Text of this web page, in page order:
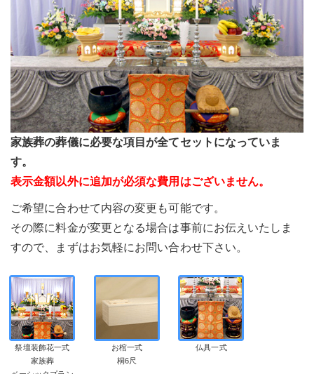
家族葬の葬儀に必要な項目が全てセットになっていま
す。
表示金額以外に追加が必須な費用はございません。
ご希望に合わせて内容の変更も可能です。
その際に料金が変更となる場合は事前にお伝えいたしま
すので、まずはお気軽にお問い合わせ下さい。
祭壇装飾花一式
家族葬
お棺一式
桐6尺
仏具一式